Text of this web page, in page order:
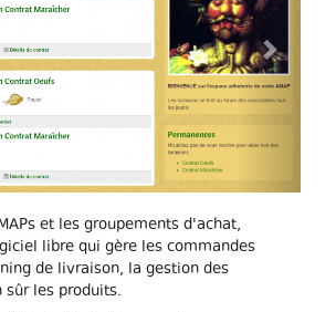
et les groupements d'achat,
libre qui gère les commandes
de livraison, la gestion des
les produits.